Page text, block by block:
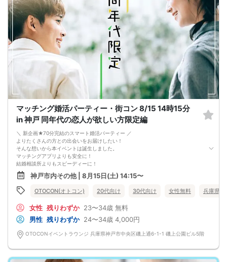
※オミカレでのご予約には本人確認が必要です。
マッチング婚活パーティー・街コン 8/15 14時15分
in 神戸 同年代の恋人が欲しい方限定編
＼ 新企画★70分完結のスマート婚活パーティー ／
よりたくさんの方との出会いをお届けしたい！
そんな想いから本イベントは誕生しました。
マッチングアプリよりも安全に！
結婚相談所よりもスピーディーに！
さらに、今までのパーティーよりもリーズナブルに！
この機会にぜひ、ご参加くださいませ♪
-------------------------------------------------------
婚活パーティーの流れ
15分前から受付です。
↓
・プロフィールカード記入
婚活に特化した、OTOCON（オトコン）オリジナルの内容です。
↓
神戸市内その他 | 8月15日(土) 14:15〜
OTOCON(オトコン) 20代向け 30代向け 女性無料 兵庫県
女性 残りわずか 23〜34歳 無料
男性 残りわずか 24〜34歳 4,000円
OTOCONイベントラウンジ 兵庫県神戸市中央区磯上通6-1-1 磯上公園ビル5階